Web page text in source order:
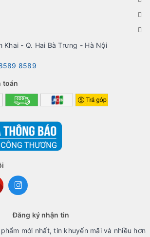
Khai - Q. Hai Bà Trưng - Hà Nội
8589
toán
Đăng ký nhận tin
mới nhất, tin khuyến mãi và nhiều hơn